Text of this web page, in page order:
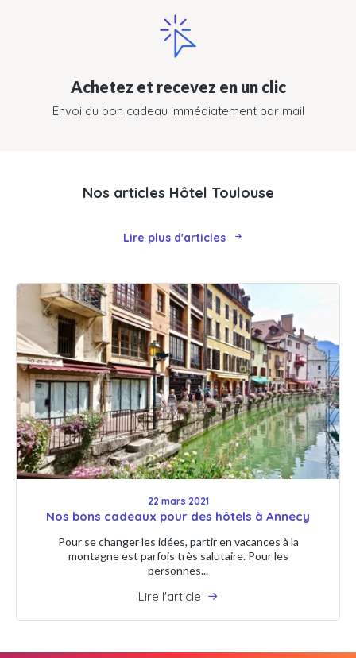
Achetez et recevez en un clic
Envoi du bon cadeau immédiatement par mail
Nos articles Hôtel Toulouse
Lire plus d'articles
22 mars 2021
Nos bons cadeaux pour des hôtels à Annecy
Pour se changer les idées, partir en vacances à la
montagne est parfois très salutaire. Pour les
personnes...
Lire l'article